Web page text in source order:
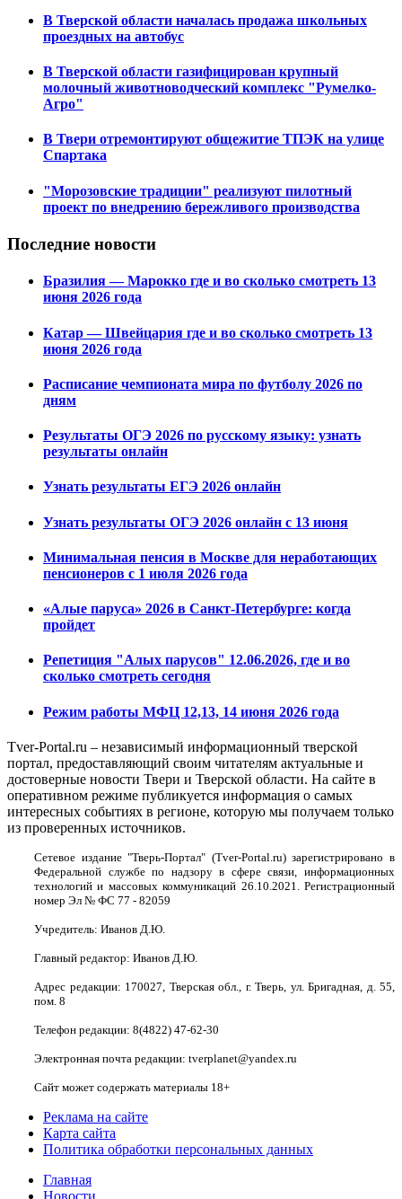
В Тверской области началась продажа школьных
проездных на автобус
В Тверской области газифицирован крупный
молочный животноводческий комплекс "Румелко-
Агро"
В Твери отремонтируют общежитие ТПЭК на улице
Спартака
"Морозовские традиции" реализуют пилотный
проект по внедрению бережливого производства
Последние новости
Бразилия — Марокко где и во сколько смотреть 13
июня 2026 года
Катар — Швейцария где и во сколько смотреть 13
июня 2026 года
Расписание чемпионата мира по футболу 2026 по
дням
Результаты ОГЭ 2026 по русскому языку: узнать
результаты онлайн
Узнать результаты ЕГЭ 2026 онлайн
Узнать результаты ОГЭ 2026 онлайн с 13 июня
Минимальная пенсия в Москве для неработающих
пенсионеров с 1 июля 2026 года
«Алые паруса» 2026 в Санкт-Петербурге: когда
пройдет
Репетиция "Алых парусов" 12.06.2026, где и во
сколько смотреть сегодня
Режим работы МФЦ 12,13, 14 июня 2026 года
Tver-Portal.ru – независимый информационный тверской
портал, предоставляющий своим читателям актуальные и
достоверные новости Твери и Тверской области. На сайте в
оперативном режиме публикуется информация о самых
интересных событиях в регионе, которую мы получаем только
из проверенных источников.
Сетевое издание "Тверь-Портал" (Tver-Portal.ru) зарегистрировано в
Федеральной службе по надзору в сфере связи, информационных
технологий и массовых коммуникаций 26.10.2021. Регистрационный
номер Эл № ФС 77 - 82059
Учредитель: Иванов Д.Ю.
Главный редактор: Иванов Д.Ю.
Адрес редакции: 170027, Тверская обл., г. Тверь, ул. Бригадная, д. 55,
пом. 8
Телефон редакции: 8(4822) 47-62-30
Электронная почта редакции: tverplanet@yandex.ru
Сайт может содержать материалы 18+
Реклама на сайте
Карта сайта
Политика обработки персональных данных
Главная
Новости